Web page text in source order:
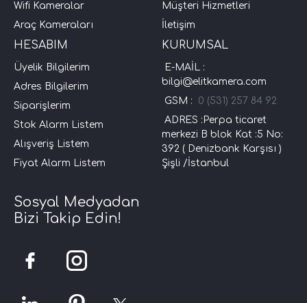
Wifi Kameralar
Araç Kameraları
Müşteri Hizmetleri
İletişim
HESABIM
Üyelik Bilgilerim
Adres Bilgilerim
Siparişlerim
Stok Alarm Listem
Alışveriş Listem
Fiyat Alarm Listem
KURUMSAL
E-MAİL :
bilgi@elitkamera.com
GSM : 0 (531) 257 84 92
ADRES :Perpa ticaret
merkezi B blok Kat :5 No:
392 ( Denizbank Karşısı )
Şişli /İstanbul
Sosyal Medyadan
Bizi Takip Edin!